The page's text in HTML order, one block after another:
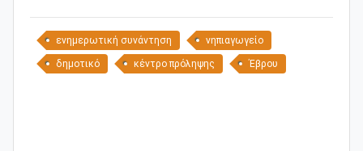
ενημερωτική συνάντηση νηπιαγωγείο
δημοτικό κέντρο πρόληψης Έβρου